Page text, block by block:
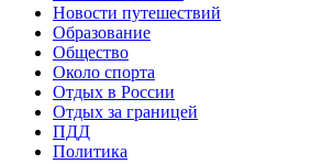
Новости путешествий
Образование
Общество
Около спорта
Отдых в России
Отдых за границей
ПДД
Политика